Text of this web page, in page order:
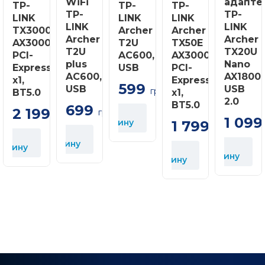
Вологість (при зберіганні): 5% ~
конденсації
TP-
LINK
TX3000E
AX3000,
PCI-
Express
x1,
BT5.0
2 199 грн
TP-
LINK
Archer
T2U
plus
AC600,
USB
699 грн
корзину
TP-
LINK
Archer
T2U
AC600,
USB
599 грн
У
корзину
TP-
LINK
Archer
TX50E
AX3000,
PCI-
Express
x1,
BT5.0
1 799
грн
корзину
TP-
LINK
Archer
TX20U
Nano
AX1800
USB
2.0
1 099
корзину